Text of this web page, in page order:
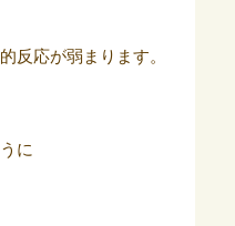
反応が弱まります。
に